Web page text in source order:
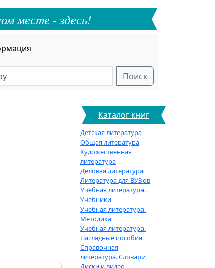
месте - здесь!
Поиск
Каталог книг
Детская литература
Общая литература
Художественная
литература
Деловая литература
Литература для ВУЗов
Учебная литература.
Учебники
Учебная литература.
Методика
Учебная литература.
Наглядные пособия
Справочная
литература. Словари